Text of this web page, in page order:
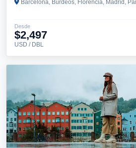
Barcelona, Burdeos, Florencia, Madrid,
Desde
$2,497
USD / DBL